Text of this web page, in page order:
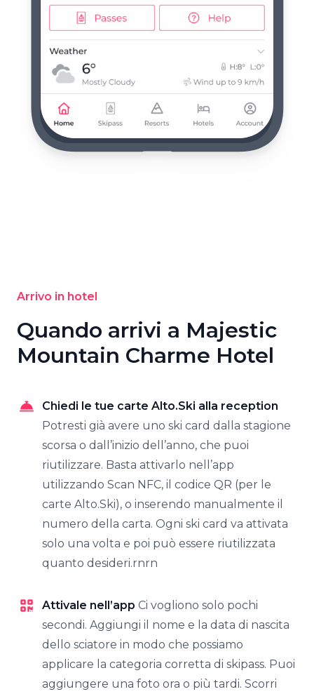
Arrivo in hotel
Quando arrivi a Majestic
Mountain Charme Hotel
Chiedi le tue carte Alto.Ski alla reception
Potresti già avere uno ski card dalla stagione
scorsa o dall’inizio dell’anno, che puoi
riutilizzare. Basta attivarlo nell’app
utilizzando Scan NFC, il codice QR (per le
carte Alto.Ski), o inserendo manualmente il
numero della carta. Ogni ski card va attivata
solo una volta e poi può essere riutilizzata
quanto desideri.rnrn
Attivale nell’app Ci vogliono solo pochi
secondi. Aggiungi il nome e la data di nascita
dello sciatore in modo che possiamo
applicare la categoria corretta di skipass. Puoi
aggiungere una foto ora o più tardi. Scorri